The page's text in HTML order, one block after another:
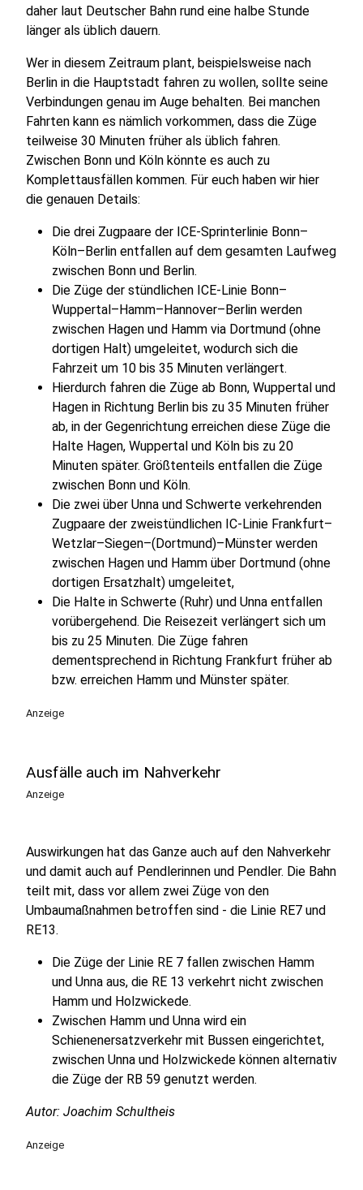
daher laut Deutscher Bahn rund eine halbe Stunde
länger als üblich dauern.
Wer in diesem Zeitraum plant, beispielsweise nach
Berlin in die Hauptstadt fahren zu wollen, sollte seine
Verbindungen genau im Auge behalten. Bei manchen
Fahrten kann es nämlich vorkommen, dass die Züge
teilweise 30 Minuten früher als üblich fahren.
Zwischen Bonn und Köln könnte es auch zu
Komplettausfällen kommen. Für euch haben wir hier
die genauen Details:
Die drei Zugpaare der ICE-Sprinterlinie Bonn–
Köln–Berlin entfallen auf dem gesamten Laufweg
zwischen Bonn und Berlin.
Die Züge der stündlichen ICE-Linie Bonn–
Wuppertal–Hamm–Hannover–Berlin werden
zwischen Hagen und Hamm via Dortmund (ohne
dortigen Halt) umgeleitet, wodurch sich die
Fahrzeit um 10 bis 35 Minuten verlängert.
Hierdurch fahren die Züge ab Bonn, Wuppertal und
Hagen in Richtung Berlin bis zu 35 Minuten früher
ab, in der Gegenrichtung erreichen diese Züge die
Halte Hagen, Wuppertal und Köln bis zu 20
Minuten später. Größtenteils entfallen die Züge
zwischen Bonn und Köln.
Die zwei über Unna und Schwerte verkehrenden
Zugpaare der zweistündlichen IC-Linie Frankfurt–
Wetzlar–Siegen–(Dortmund)–Münster werden
zwischen Hagen und Hamm über Dortmund (ohne
dortigen Ersatzhalt) umgeleitet,
Die Halte in Schwerte (Ruhr) und Unna entfallen
vorübergehend. Die Reisezeit verlängert sich um
bis zu 25 Minuten. Die Züge fahren
dementsprechend in Richtung Frankfurt früher ab
bzw. erreichen Hamm und Münster später.
Anzeige
Ausfälle auch im Nahverkehr
Anzeige
Auswirkungen hat das Ganze auch auf den Nahverkehr
und damit auch auf Pendlerinnen und Pendler. Die Bahn
teilt mit, dass vor allem zwei Züge von den
Umbaumaßnahmen betroffen sind - die Linie RE7 und
RE13.
Die Züge der Linie RE 7 fallen zwischen Hamm
und Unna aus, die RE 13 verkehrt nicht zwischen
Hamm und Holzwickede.
Zwischen Hamm und Unna wird ein
Schienenersatzverkehr mit Bussen eingerichtet,
zwischen Unna und Holzwickede können alternativ
die Züge der RB 59 genutzt werden.
Autor: Joachim Schultheis
Anzeige